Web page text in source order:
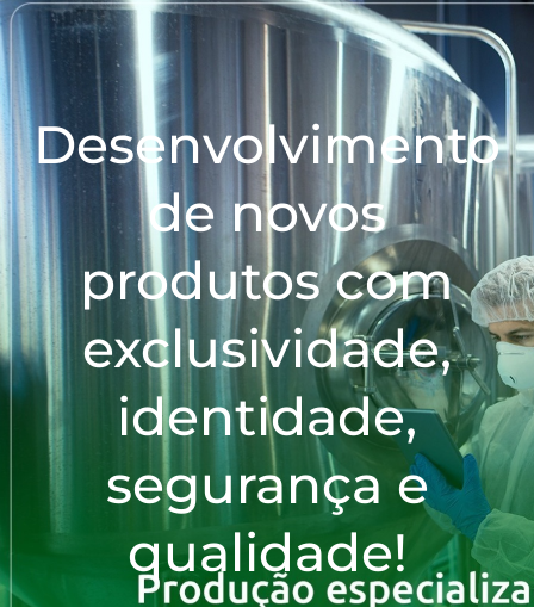
Desenvolvimento
de novos
produtos com
exclusividade,
identidade,
segurança e
qualidade!